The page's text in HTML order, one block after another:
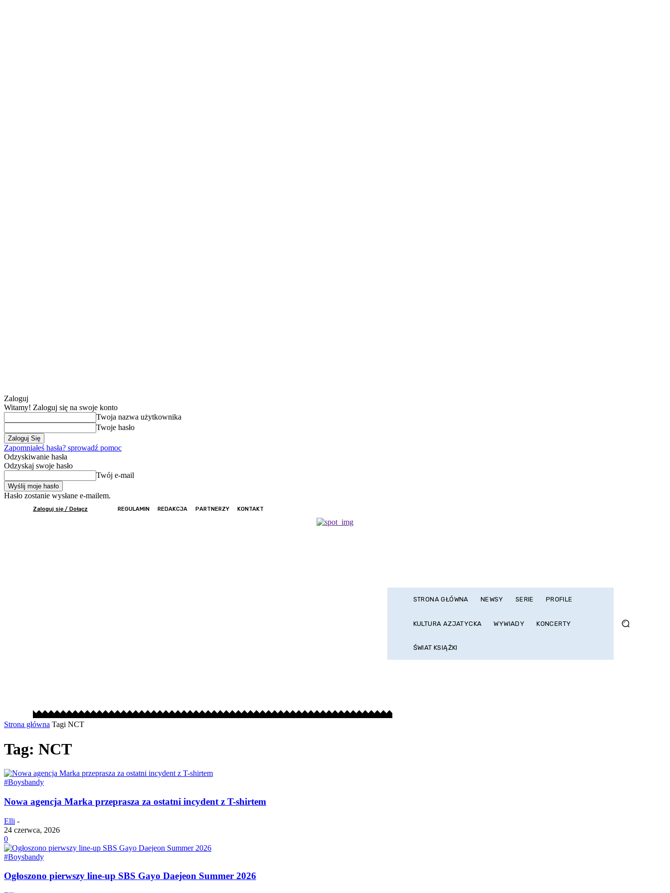
Zaloguj
Witamy! Zaloguj się na swoje konto
Twoja nazwa użytkownika
Twoje hasło
Zapomniałeś hasła? sprowadź pomoc
Odzyskiwanie hasła
Odzyskaj swoje hasło
Twój e-mail
Hasło zostanie wysłane e-mailem.
Zaloguj się / Dołącz REGULAMIN REDAKCJA PARTNERZY KONTAKT
STRONA GŁÓWNA NEWSY SERIE PROFILE
KULTURA AZJATYCKA WYWIADY KONCERTY
ŚWIAT KSIĄŻKI
Strona główna Tagi NCT
Tag: NCT
#Boysbandy
Nowa agencja Marka przeprasza za ostatni incydent z T-shirtem
Elli -
24 czerwca, 2026
0
#Boysbandy
Ogłoszono pierwszy line-up SBS Gayo Daejeon Summer 2026